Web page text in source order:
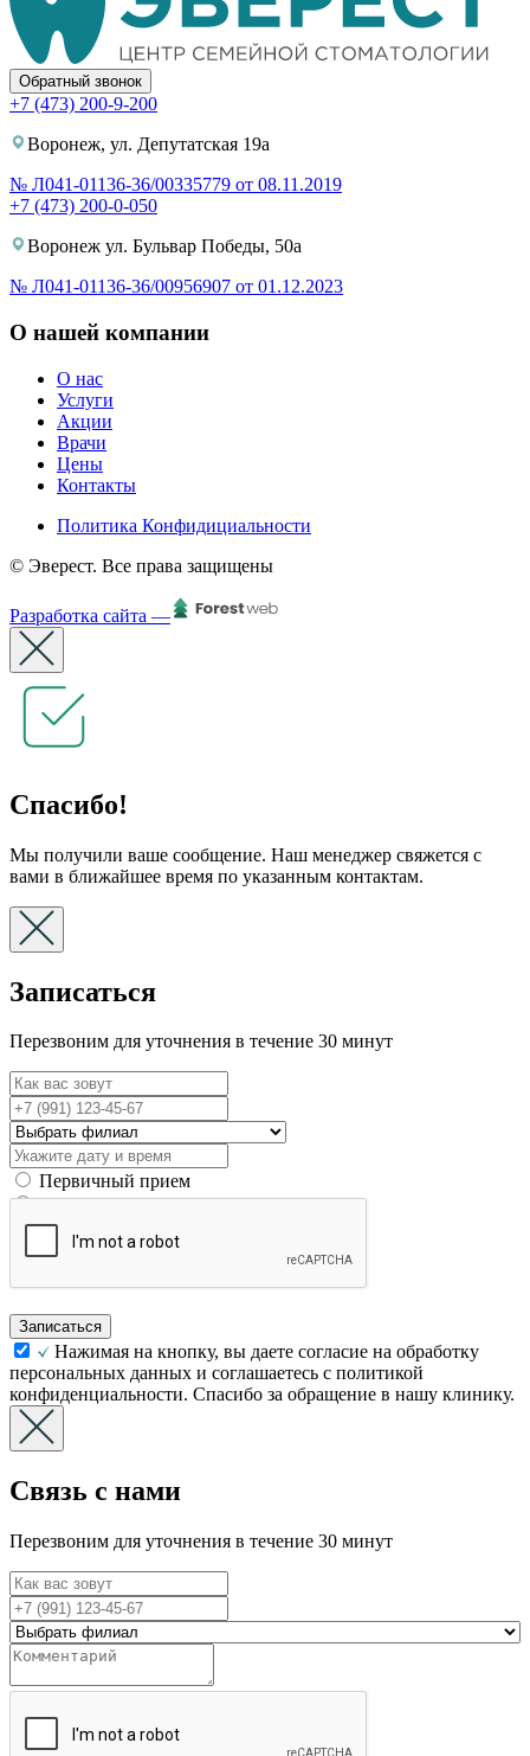
Обратный звонок
+7 (473) 200-9-200
Воронеж, ул. Депутатская 19а
№ Л041-01136-36/00335779 от 08.11.2019
+7 (473) 200-0-050
Воронеж ул. Бульвар Победы, 50а
№ Л041-01136-36/00956907 от 01.12.2023
О нашей компании
О нас
Услуги
Акции
Врачи
Цены
Контакты
Политика Конфидициальности
© Эверест. Все права защищены
Разработка сайта —
Спасибо!
Мы получили ваше сообщение. Наш менеджер свяжется с
вами в ближайшее время по указанным контактам.
Записаться
Перезвоним для уточнения в течение 30 минут
Первичный прием
Вторичный прием
Записаться
Нажимая на кнопку, вы даете согласие на обработку
персональных данных и соглашаетесь с политикой
конфиденциальности. Спасибо за обращение в нашу клинику.
Связь с нами
Перезвоним для уточнения в течение 30 минут